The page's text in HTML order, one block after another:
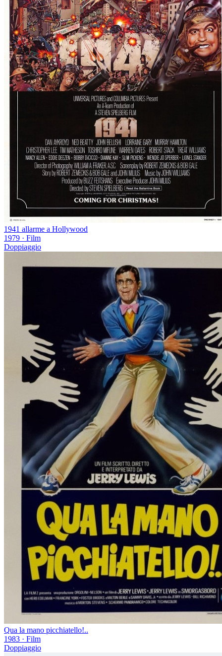
1941 allarme a Hollywood
1979 · Film
Doppiaggio
Qua la mano picchiatello!..
1983 · Film
Doppiaggio